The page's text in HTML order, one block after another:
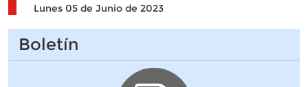
Lunes 05 de Junio de 2023
Boletín